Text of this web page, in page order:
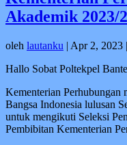
Akademik 2023/
oleh lautanku | Apr 2, 2023 |
Hallo Sobat Poltekpel
Kementerian Perhubungan
Bangsa Indonesia lulusan
untuk mengikuti Seleksi
Pembibitan Kementerian